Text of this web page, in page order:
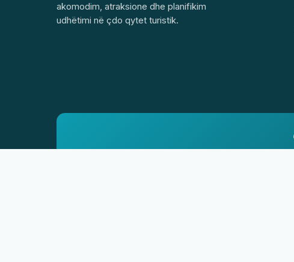
akomodim, atraksione dhe planifikim
udhëtimi në çdo qytet turistik.